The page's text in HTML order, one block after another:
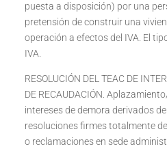
puesta a disposición) por una
pretensión de construir una
operación a efectos del IVA. El
IVA.
RESOLUCIÓN DEL TEAC DE
DE RECAUDACIÓN.
intereses de demora derivados
resoluciones firmes totalmente
o reclamaciones en sede